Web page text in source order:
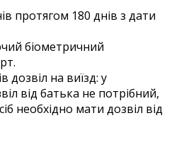
протягом 180 днів з дати
біометричний
дозвіл на виїзд: у
від батька не потрібний,
необхідно мати дозвіл від